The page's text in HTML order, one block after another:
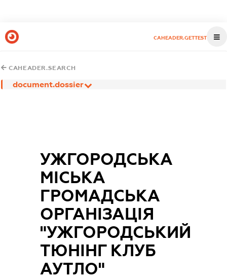
CAHEADER.GETTEST
CAHEADER.SEARCH
document.dossier
УЖГОРОДСЬКА
МІСЬКА
ГРОМАДСЬКА
ОРГАНІЗАЦІЯ
"УЖГОРОДСЬКИЙ
ТЮНІНГ КЛУБ
АУТЛО"